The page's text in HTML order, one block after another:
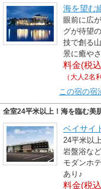
海を望む
眼前に広
グが待望
技で創る
景に癒や
料金(税
（大人2名
この宿の宿
全室24平米以上！海を臨む美
ベイサイ
24平米以
岩盤浴な
モダンホ
あり♪
料金(税